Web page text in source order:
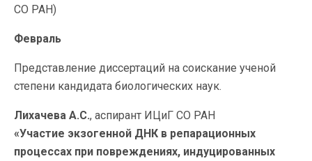
СО РАН)
Февраль
Представление диссертаций на соискание ученой
степени кандидата биологических наук.
Лихачева А.С., аспирант ИЦиГ СО РАН
«Участие экзогенной ДНК в репарационных
процессах при повреждениях, индуцированных